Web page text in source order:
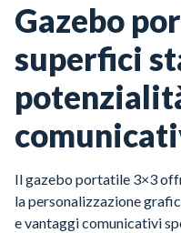
Gazebo
superfici
Il gazebo portatile 3×3
la personalizzazione
e vantaggi comunicativi